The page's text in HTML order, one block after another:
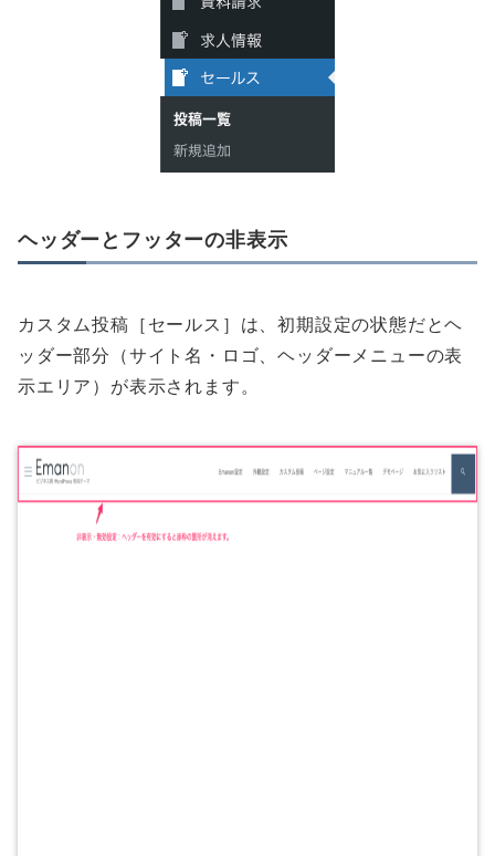
ヘッダーとフッターの非表示
カスタム投稿［セールス］は、初期設定の状態だとヘ
ッダー部分（サイト名・ロゴ、ヘッダーメニューの表
示エリア）が表示されます。